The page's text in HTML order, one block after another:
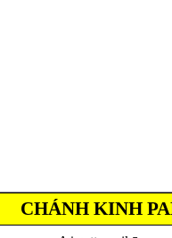
CHÁNH KINH